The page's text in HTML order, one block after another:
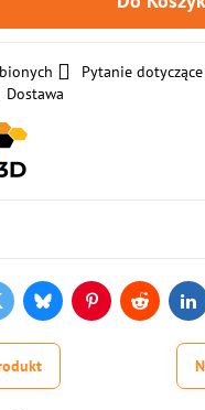
Pytanie
Dostawa
BlueskyPinterestReddit